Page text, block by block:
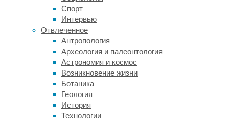
Спорт
Интервью
Отвлеченное
Антропология
Археология и палеонтология
Астрономия и космос
Возникновение жизни
Ботаника
Геология
История
Технологии
сном
не
менее
ночей
неделю
течение
трех